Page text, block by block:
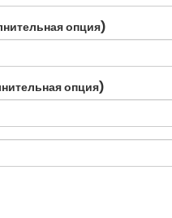
опция)
опция)